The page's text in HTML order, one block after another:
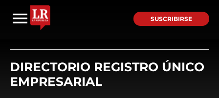
SUSCRIBIRSE
DIRECTORIO REGISTRO ÚNICO
EMPRESARIAL